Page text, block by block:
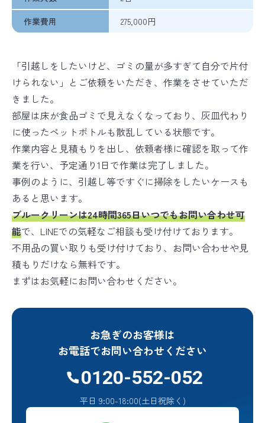
作業費用
275,000円
「引越しをしたいけど、ゴミの量が多すぎて自分で片付
けられない」とご依頼をいただき、作業をさせていただ
きました。
部屋は床が食品ゴミで見えなくなっており、灰皿代わり
に使ったペットボトルも散乱している状態です。
作業内容と見積もりを出し、依頼者様に確認を取って作
業を行い、予定通り1日で作業は完了しました。
事例のように、引越し等ですぐに掃除をしたいケースも
あると思います。
ブルークリーンは24時間365日いつでもお問い合わせ可
能で、LINEでの気軽なご相談も受け付けております。
不用品の買い取りも受け付けており、お問い合わせや見
積もりだけなら無料です。
まずはお気軽にお問い合わせください。
お急ぎのお客様は
お電話でお問い合わせください
0120-552-052
平日 9:00-18:00(土日祝除く)